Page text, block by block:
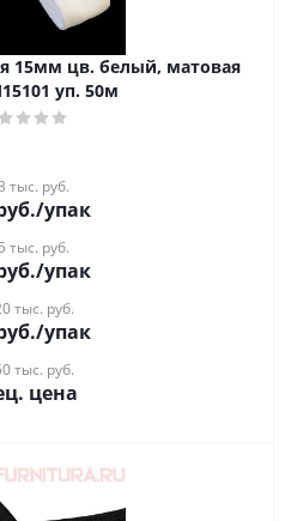
15мм цв. белый, матовая
уп. 50м
тыс. руб.
/упак
тыс. руб.
/упак
тыс. руб.
/упак
тыс. руб.
цена